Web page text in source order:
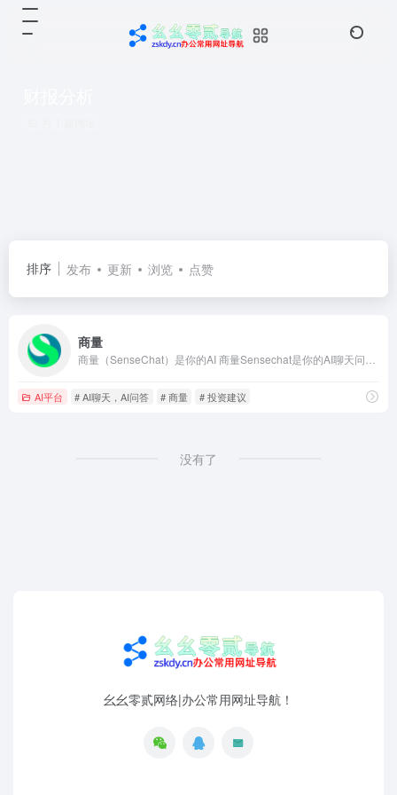
排序 发布 更新 浏览 点赞
商量
AI平台 # AI聊天，AI问答 # 商量 # 投资建议
没有了
幺幺零贰网络|办公常用网址导航！